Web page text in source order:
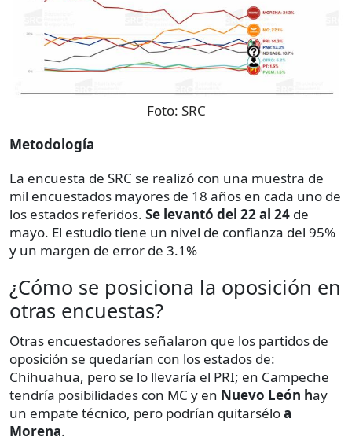
Foto: SRC
Metodología
La encuesta de SRC se realizó con una muestra de
mil encuestados mayores de 18 años en cada uno de
los estados referidos. Se levantó del 22 al 24 de
mayo. El estudio tiene un nivel de confianza del 95%
y un margen de error de 3.1%
¿Cómo se posiciona la oposición en
otras encuestas?
Otras encuestadores señalaron que los partidos de
oposición se quedarían con los estados de:
Chihuahua, pero se lo llevaría el PRI; en Campeche
tendría posibilidades con MC y en Nuevo León hay
un empate técnico, pero podrían quitarséloa
Morena.